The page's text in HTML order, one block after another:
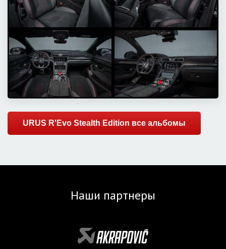
URUS R'Evo Stealth Edition все альбомы
Наши партнеры